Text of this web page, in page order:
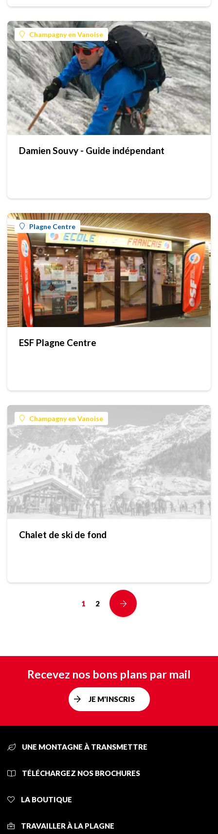
Champagny en Vanoise
Damien Souvy - Guide indépendant
Plagne Centre
ESF Plagne Centre
Champagny en Vanoise
Chalet de ski de fond
1 2
Recevez nos bons plans par mail
JE M'INSCRIS
UNE MONTAGNE À TRANSMETTRE
TÉLÉCHARGEZ NOS BROCHURES
LA BOUTIQUE
TRAVAILLER À LA PLAGNE